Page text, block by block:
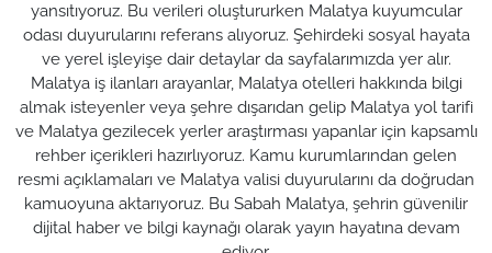
yansıtıyoruz. Bu verileri oluştururken Malatya kuyumcular
odası duyurularını referans alıyoruz. Şehirdeki sosyal hayata
ve yerel işleyişe dair detaylar da sayfalarımızda yer alır.
Malatya iş ilanları arayanlar, Malatya otelleri hakkında bilgi
almak isteyenler veya şehre dışarıdan gelip Malatya yol tarifi
ve Malatya gezilecek yerler araştırması yapanlar için kapsamlı
rehber içerikleri hazırlıyoruz. Kamu kurumlarından gelen
resmi açıklamaları ve Malatya valisi duyurularını da doğrudan
kamuoyuna aktarıyoruz. Bu Sabah Malatya, şehrin güvenilir
dijital haber ve bilgi kaynağı olarak yayın hayatına devam